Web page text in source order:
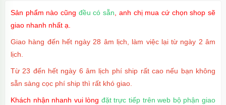
Sản phẩm nào cũng đều có sẵn , anh chị mua cứ chọn shop sẽ
giao nhanh nhất ạ.
Giao hàng đến hết ngày 28 âm lịch, làm việc lại từ ngày 2 âm
lịch.
Từ 23 đến hết ngày 6 âm lịch phí ship rất cao nếu bạn không
sẵn sàng cọc phí ship thì rất khó giao.
Khách nhận nhanh vui lòng đặt trực tiếp trên web bộ phận giao